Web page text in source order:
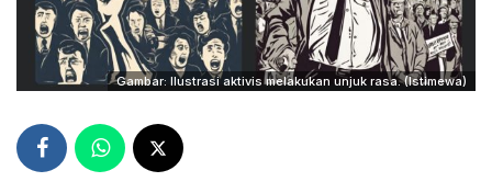
Gambar: Ilustrasi aktivis melakukan unjuk rasa. (Istimewa)